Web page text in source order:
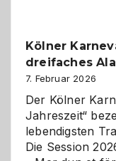
Kölner
dreifaches
7. Februar 2026
Der Kölner
Jahreszeit“
lebendigsten
Die Session